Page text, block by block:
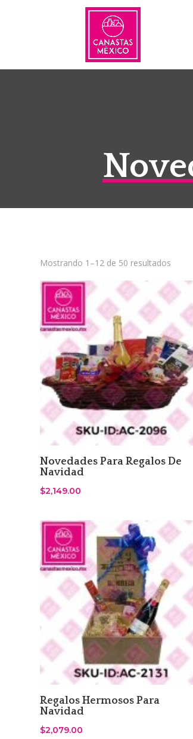
Mostrando 1–12 de 50 resultados
latest
Novedades Para Regalos De
Navidad
$2,149.00
Regalos Hermosos Para
Navidad
$2,079.00